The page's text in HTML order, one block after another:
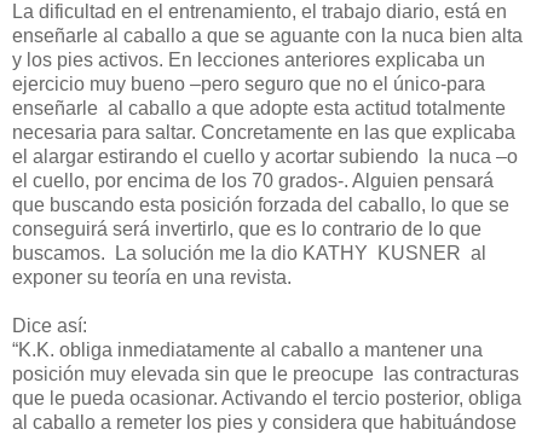
La dificultad en el entrenamiento, el trabajo diario, está en
enseñarle al caballo a que se aguante con la nuca bien alta
y los pies activos. En lecciones anteriores explicaba un
ejercicio muy bueno –pero seguro que no el único-para
enseñarle al caballo a que adopte esta actitud totalmente
necesaria para saltar. Concretamente en las que explicaba
el alargar estirando el cuello y acortar subiendo
la nuca –o
el cuello, por encima de los 70 grados-. Alguien pensará
que buscando esta posición forzada del caballo, lo que se
conseguirá será invertirlo, que es lo contrario de lo que
buscamos.
La solución me la dio KATHY KUSNER al
exponer su teoría en una revista.
Dice así:
“K.K. obliga inmediatamente al caballo a mantener una
posición muy elevada sin que le preocupe
las contracturas
que le pueda ocasionar. Activando el tercio posterior, obliga
al caballo a remeter los pies y considera que habituándose